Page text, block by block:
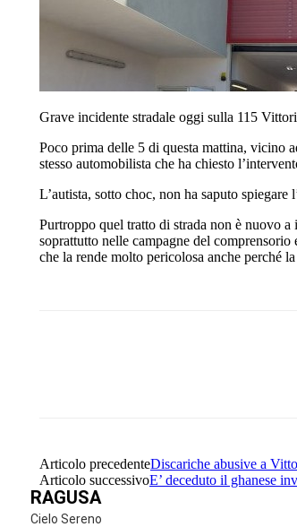
Grave incidente stradale oggi sulla 115
Poco prima delle 5 di questa mattina, vicino
stesso automobilista che ha chiesto
L’autista, sotto choc, non ha saputo spiegare
Purtroppo quel tratto di strada non è nuovo
soprattutto nelle campagne del
che la rende molto pericolosa anche perché
Articolo precedenteDiscariche abusive a
Articolo successivoE’ deceduto il ghanese
RAGUSA
Cielo Sereno